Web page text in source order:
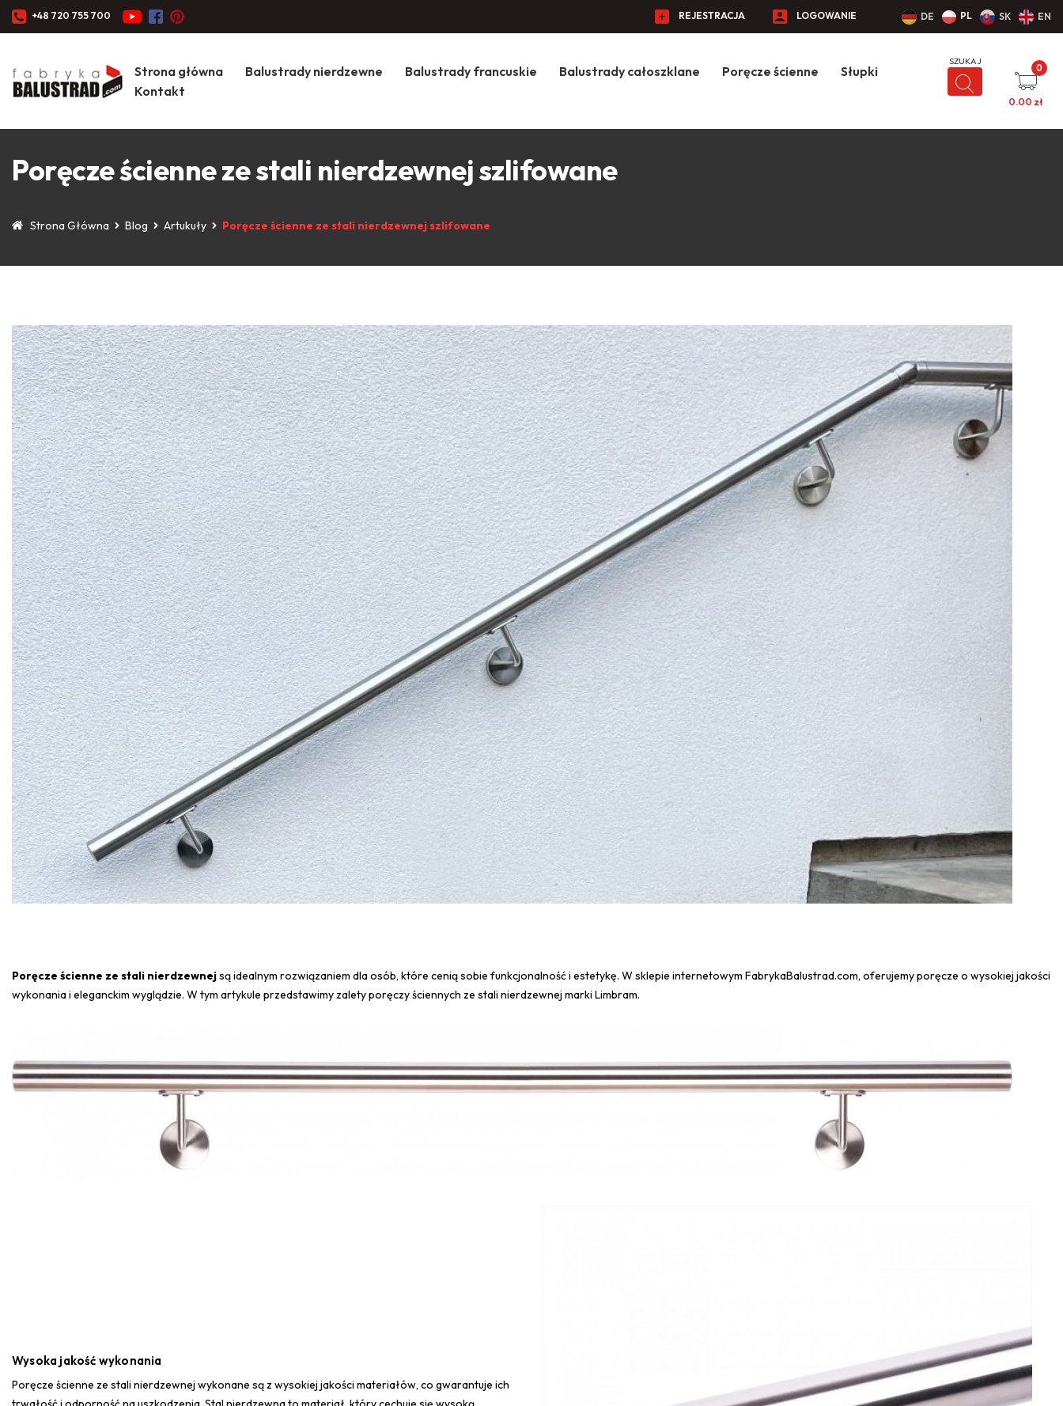
+48 720 755 700 REJESTRACJA LOGOWANIE DE PL SK EN
Strona główna Balustrady nierdzewne Balustrady francuskie Balustrady całoszklane Poręcze ścienne
Słupki
Kontakt
0
0.00 zł
Poręcze ścienne ze stali nierdzewnej szlifowane
Strona Główna Blog Artukuły Poręcze ścienne ze stali nierdzewnej szlifowane
Poręcze ścienne ze stali nierdzewnejsą idealnym rozwiązaniem dla osób, które cenią sobie funkcjonalność i estetykę. W sklepie internetowym FabrykaBalustrad.com, oferujemy poręcze o wysokiej jakości
wykonania i eleganckim wyglądzie. W tym artykule przedstawimy zalety poręczy ściennych ze stali nierdzewnej marki Limbram.
Wysoka jakość wykonania
Poręcze ścienne ze stali nierdzewnej wykonane są z wysokiej jakości materiałów, co gwarantuje ich